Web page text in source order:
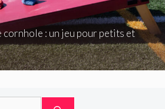
cornhole : un jeu pour petits et